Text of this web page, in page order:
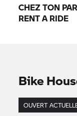
CHEZ TON
RENT A RIDE
Bike
OUVERT